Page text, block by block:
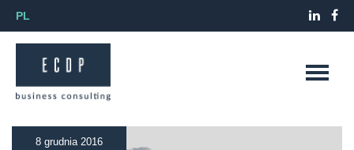
PL
8 grudnia 2016